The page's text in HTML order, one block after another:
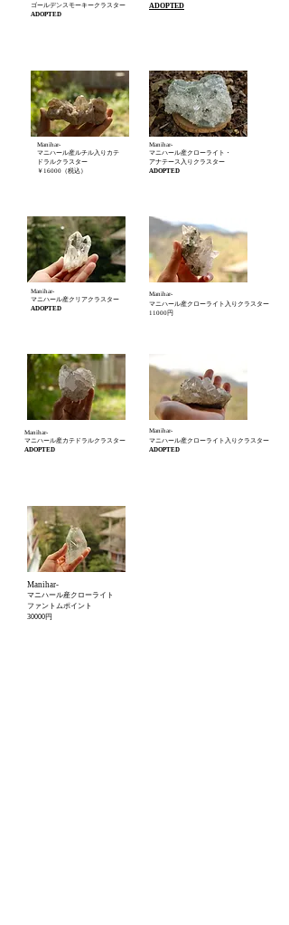
ゴールデンスモーキークラスター
ADOPTED
ADOPTED
Manihar-
マニハール産ルチル入りカテ
ドラルクラスター
￥16000 （税込）
Manihar-
マニハール産クローライト・
アナテース入りクラスター
ADOPTED
Manihar-
マニハール産クリアクラスター
ADOPTED
Manihar-
マニハール産クローライト入りクラスター
11000​円
Manihar-
マニハール産カテドラルクラスター
ADOPTED
Manihar-
マニハール産クローライト入りクラスター
ADOPTED
Manihar-
マニハール産クローライト
ファントムポイント
30000​円